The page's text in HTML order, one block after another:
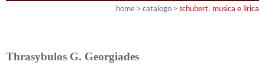
home > catalogo > schubert. musica e lirica
Thrasybulos G. Georgiades